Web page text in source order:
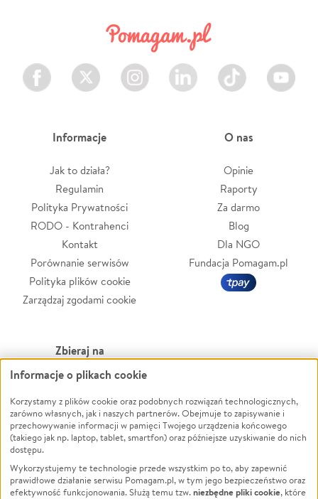
Facebook Twitter Instagram LinkedIn TikTok Youtube
Informacje
Jak to działa?
Regulamin
Polityka Prywatności
RODO - Kontrahenci
Kontakt
Porównanie serwisów
Polityka plików cookie
Zarządzaj zgodami cookie
O nas
Opinie
Raporty
Za darmo
Blog
Dla NGO
Fundacja Pomagam.pl
Zbieraj na
Leczenie
Zwierzęta
Pożar
Ukraina
Pomoc Finansowa
Projekty
Powódź
Wichura
NGO
Edukacja
Podróż
Informacje o plikach cookie
Korzystamy z plików cookie oraz podobnych rozwiązań technologicznych,
zarówno własnych, jak i naszych partnerów. Obejmuje to zapisywanie i
przechowywanie informacji w pamięci Twojego urządzenia końcowego
(takiego jak np. laptop, tablet, smartfon) oraz późniejsze uzyskiwanie do nich
dostępu.
Wykorzystujemy te technologie przede wszystkim po to, aby zapewnić
prawidłowe działanie serwisu Pomagam.pl, w tym jego bezpieczeństwo oraz
efektywność funkcjonowania. Służą temu tzw.niezbędne pliki cookie, które